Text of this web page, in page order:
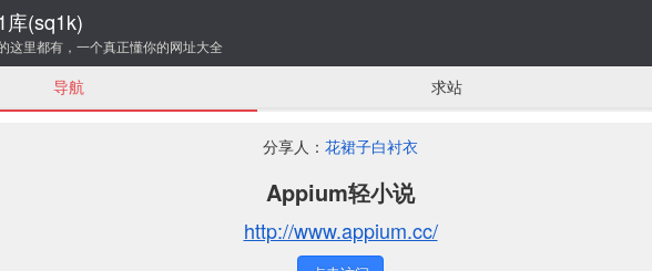
库(sq1k)
这里都有，一个真正懂你的网址大全
导航 求站
分享人： 花裙子白衬衣
Appium轻小说
http://www.appium.cc/